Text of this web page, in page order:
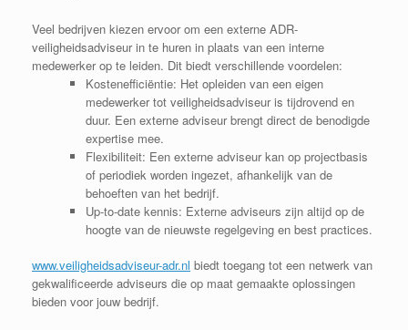
Veel bedrijven kiezen ervoor om een externe ADR-
veiligheidsadviseur in te huren in plaats van een interne
medewerker op te leiden. Dit biedt verschillende voordelen:
Kostenefficiëntie: Het opleiden van een eigen
medewerker tot veiligheidsadviseur is tijdrovend en
duur. Een externe adviseur brengt direct de benodigde
expertise mee.
Flexibiliteit: Een externe adviseur kan op projectbasis
of periodiek worden ingezet, afhankelijk van de
behoeften van het bedrijf.
Up-to-date kennis: Externe adviseurs zijn altijd op de
hoogte van de nieuwste regelgeving en best practices.
www.veiligheidsadviseur-adr.nl biedt toegang tot een netwerk van
gekwalificeerde adviseurs die op maat gemaakte oplossingen
bieden voor jouw bedrijf.